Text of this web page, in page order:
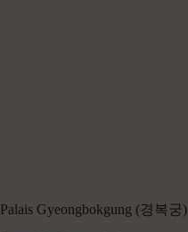
Palais Gyeongbokgung (경복궁)